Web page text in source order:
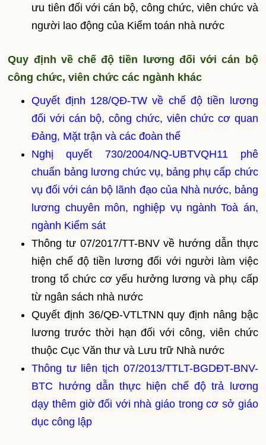
ưu tiên đối với cán bộ, công chức, viên chức và
người lao động của Kiểm toán nhà nước
Quy định về chế độ tiền lương đối với cán bộ
công chức, viên chức các ngành khác
Quyết định 128/QĐ-TW về chế độ tiền lương
đối với cán bộ, công chức, viên chức cơ quan
Đảng, Mặt trận và các đoàn thể
Nghị quyết 730/2004/NQ-UBTVQH11 phê
chuẩn bảng lương chức vụ, bảng phụ cấp chức
vụ đối với cán bộ lãnh đạo của Nhà nước, bảng
lương chuyên môn, nghiệp vụ ngành Toà án,
ngành Kiểm sát
Thông tư 07/2017/TT-BNV về hướng dẫn thực
hiện chế độ tiền lương đối với người làm việc
trong tổ chức cơ yếu hưởng lương và phụ cấp
từ ngân sách nhà nước
Quyết định 36/QĐ-VTLTNN quy định nâng bậc
lương trước thời hạn đối với công, viên chức
thuộc Cục Văn thư và Lưu trữ Nhà nước
Thông tư liên tịch 07/2013/TTLT-BGDĐT-BNV-
BTC hướng dẫn thực hiện chế độ trả lương
dạy thêm giờ đối với nhà giáo trong cơ sở giáo
dục công lập